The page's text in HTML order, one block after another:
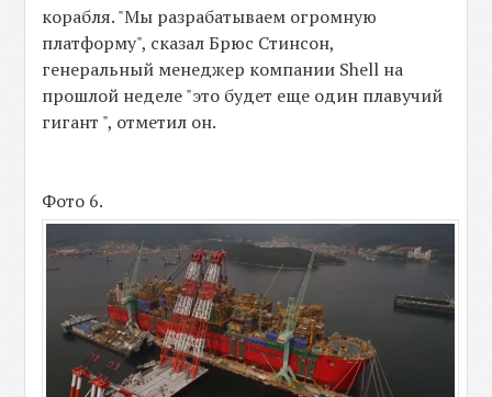
корабля. "Мы разрабатываем огромную
платформу", сказал Брюс Стинсон,
генеральный менеджер компании Shell на
прошлой неделе "это будет еще один плавучий
гигант ", отметил он.
Фото 6.